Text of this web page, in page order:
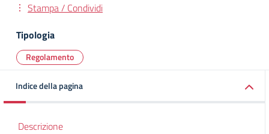
Stampa / Condividi
Tipologia
Regolamento
Indice della pagina
Descrizione